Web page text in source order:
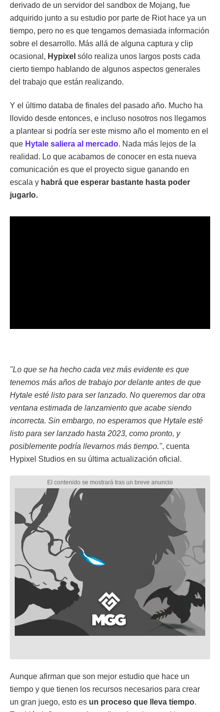
derivado de un servidor del sandbox de Mojang, fue
adquirido junto a su estudio por parte de Riot hace ya un
tiempo, pero no es que tengamos demasiada información
sobre el desarrollo. Más allá de alguna captura y clip
ocasional, Hypixel sólo realiza unos largos posts cada
cierto tiempo hablando de algunos aspectos generales
del trabajo que están realizando.
Y el último databa de finales del pasado año. Mucho ha
llovido desde entonces, e incluso nosotros nos llegamos
a plantear si podría ser este mismo año el momento en el
que Hytale saliera al mercado. Nada más lejos de la
realidad. Lo que acabamos de conocer en esta nueva
comunicación es que el proyecto sigue ganando en
escala y habrá que esperar bastante hasta poder
jugarlo.
"Lo que se ha hecho cada vez más evidente es que
tenemos más años de trabajo por delante antes de que
Hytale esté listo para ser lanzado. No queremos dar otra
ventana estimada de lanzamiento que acabe siendo
incorrecta. Sin embargo, no esperamos que Hytale esté
listo para ser lanzado hasta 2023, como pronto, y
posiblemente podría llevarnos más tiempo.", cuenta
Hypixel Studios en su última actualización oficial.
Aunque afirman que son mejor estudio que hace un
tiempo y que tienen los recursos necesarios para crear
un gran juego, esto es un proceso que lleva tiempo.